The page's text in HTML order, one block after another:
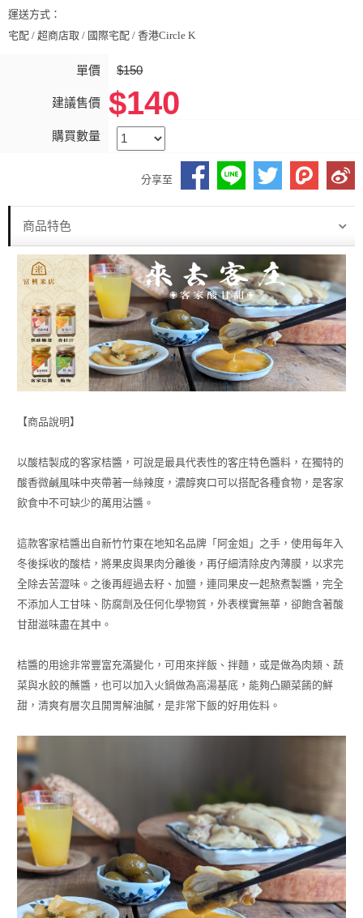
運送方式：
宅配 / 超商店取 / 國際宅配 / 香港Circle K
單價 $150
建議售價 $140
購買數量
分享至
商品特色
【商品說明】
以酸桔製成的客家桔醬，可說是最具代表性的客庄特色醬料，在獨特的
酸香微鹹風味中夾帶著一絲辣度，濃醇爽口可以搭配各種食物，是客家
飲食中不可缺少的萬用沾醬。
這款客家桔醬出自新竹竹東在地知名品牌「阿金姐」之手，使用每年入
冬後採收的酸桔，將果皮與果肉分離後，再仔細清除皮內薄膜，以求完
全除去苦澀味。之後再經過去籽、加鹽，連同果皮一起熬煮製醬，完全
不添加人工甘味、防腐劑及任何化學物質，外表樸實無華，卻飽含著酸
甘甜滋味盡在其中。
桔醬的用途非常豐富充滿變化，可用來拌飯、拌麵，或是做為肉類、蔬
菜與水餃的蘸醬，也可以加入火鍋做為高湯基底，能夠凸顯菜餚的鮮
甜，清爽有層次且開胃解油膩，是非常下飯的好用佐料。